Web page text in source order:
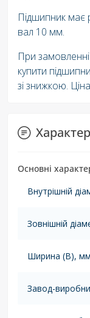
Підшипник має
вал 10 мм.
При
купити
зі знижкою.
Основні
Внутрішній
Зовнішній
Ширина (B), мм
Завод-